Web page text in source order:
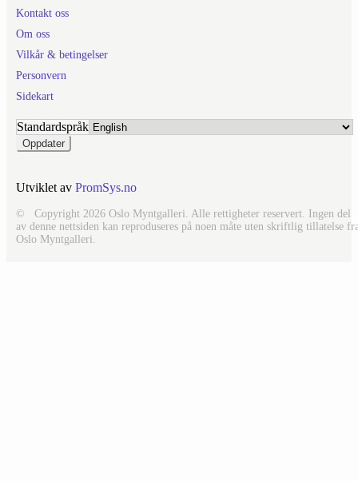
Kontakt oss
Om oss
Vilkår & betingelser
Personvern
Sidekart
Standardspråk
Utviklet av PromSys.no
© Copyright 2026 Oslo Myntgalleri. Alle rettigheter reservert. Ingen del
av denne nettsiden kan reproduseres på noen måte uten skriftlig tillatelse
Oslo Myntgalleri.